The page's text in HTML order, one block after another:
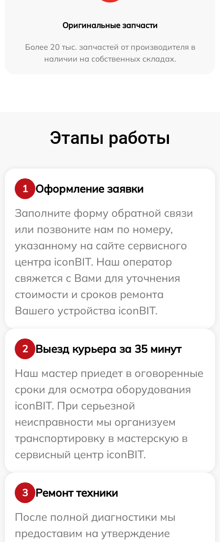
Оригинальные запчасти
Более 20 тыс. запчастей от производителя в
наличии на собственных складах.
Этапы работы
1
Оформление заявки
Заполните форму обратной связи
или позвоните нам по номеру,
указанному на сайте сервисного
центра iconBIT. Наш оператор
свяжется с Вами для уточнения
стоимости и сроков ремонта
Вашего устройства iconBIT.
2
Выезд курьера за 35 минут
Наш мастер приедет в оговоренные
сроки для осмотра оборудования
iconBIT. При серьезной
неисправности мы организуем
транспортировку в мастерскую в
сервисный центр iconBIT.
3
Ремонт техники
После полной диагностики мы
предоставим на утверждение